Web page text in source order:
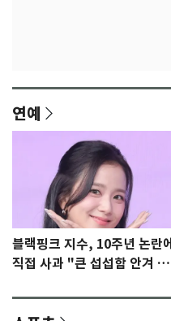
연예
블랙핑크 지수, 10주년 논란에
직접 사과 "큰 섭섭함 안겨 미